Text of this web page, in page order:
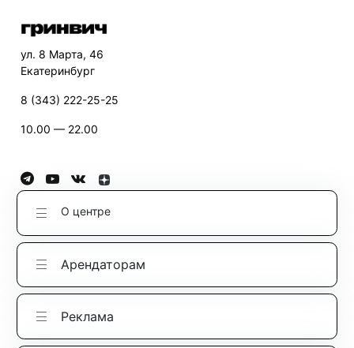
ул. 8 Марта, 46
Екатеринбург
8 (343) 222-25-25
10.00 — 22.00
О центре
Арендаторам
Реклама